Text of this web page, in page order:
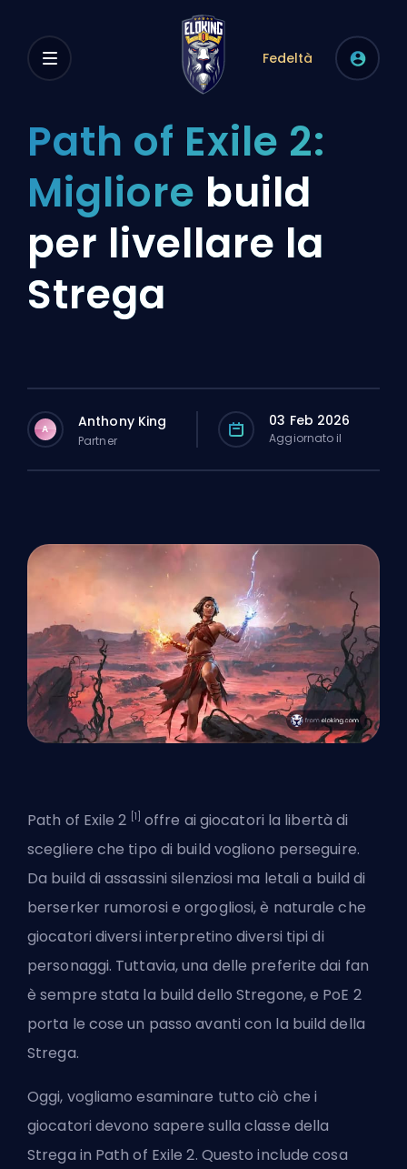
Fedeltà
Path of Exile 2:
Migliore build
per livellare la
Strega
A Anthony King
Partner
03 Feb 2026
Aggiornato il
Path of Exile 2 [1] offre ai giocatori la libertà di
scegliere che tipo di build vogliono perseguire.
Da build di assassini silenziosi ma letali a build di
berserker rumorosi e orgogliosi, è naturale che
giocatori diversi interpretino diversi tipi di
personaggi. Tuttavia, una delle preferite dai fan
è sempre stata la build dello Stregone, e PoE 2
porta le cose un passo avanti con la build della
Strega.
Oggi, vogliamo esaminare tutto ciò che i
giocatori devono sapere sulla classe della
Strega in Path of Exile 2. Questo include cosa